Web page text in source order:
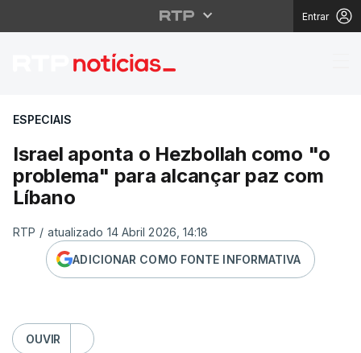
Entrar
Israel aponta o
ESPECIAIS
Israel aponta o Hezbollah como "o
problema" para alcançar paz com
Líbano
RTP / atualizado 14 Abril 2026, 14:18
ADICIONAR COMO FONTE INFORMATIVA
OUVIR